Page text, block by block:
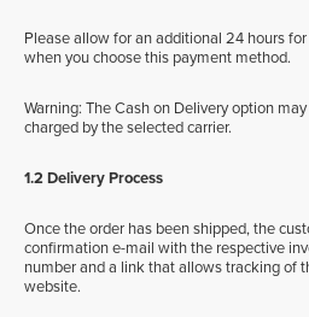
Please allow for an additional 24 hours
when you choose this payment method.
Warning: The Cash on Delivery option
charged by the selected carrier.
1.2 Delivery Process
Once the order has been shipped, the
confirmation e-mail with the respective
number and a link that allows tracking of
website.